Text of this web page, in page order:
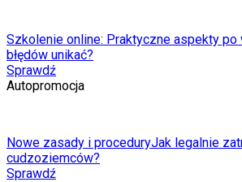
Szkolenie online: Praktyczne aspekty po
błędów unikać?
Sprawdź
Autopromocja
Nowe zasady i proceduryJak legalnie
cudzoziemców?
Sprawdź